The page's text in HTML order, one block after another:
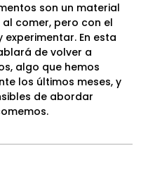
son un material
comer, pero con el
En esta
de volver a
algo que hemos
los últimos meses, y
de abordar